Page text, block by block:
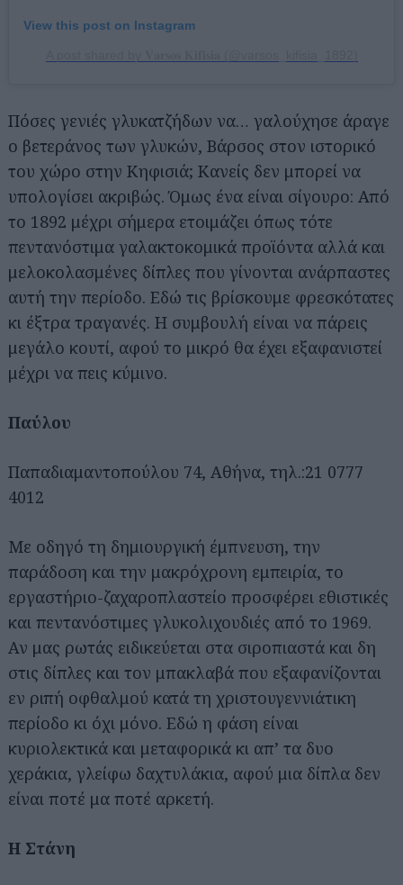
View this post on Instagram
Πόσες γενιές γλυκατζήδων να… γαλούχησε άραγε
ο βετεράνος των γλυκών, Βάρσος στον ιστορικό
του χώρο στην Κηφισιά; Κανείς δεν μπορεί να
υπολογίσει ακριβώς. Όμως ένα είναι σίγουρο: Από
το 1892 μέχρι σήμερα ετοιμάζει όπως τότε
πεντανόστιμα γαλακτοκομικά προϊόντα αλλά και
μελοκολασμένες δίπλες που γίνονται ανάρπαστες
αυτή την περίοδο. Εδώ τις βρίσκουμε φρεσκότατες
κι έξτρα τραγανές. Η συμβουλή είναι να πάρεις
μεγάλο κουτί, αφού το μικρό θα έχει εξαφανιστεί
μέχρι να πεις κύμινο.
Παύλου
Παπαδιαμαντοπούλου 74, Αθήνα, τηλ.:21 0777
4012
Με οδηγό τη δημιουργική έμπνευση, την
παράδοση και την μακρόχρονη εμπειρία, το
εργαστήριο-ζαχαροπλαστείο προσφέρει εθιστικές
και πεντανόστιμες γλυκολιχουδιές από το 1969.
Αν μας ρωτάς ειδικεύεται στα σιροπιαστά και δη
στις δίπλες και τον μπακλαβά που εξαφανίζονται
εν ριπή οφθαλμού κατά τη χριστουγεννιάτικη
περίοδο κι όχι μόνο. Εδώ η φάση είναι
κυριολεκτικά και μεταφορικά κι απ’ τα δυο
χεράκια, γλείφω δαχτυλάκια, αφού μια δίπλα δεν
είναι ποτέ μα ποτέ αρκετή.
Η Στάνη
για...